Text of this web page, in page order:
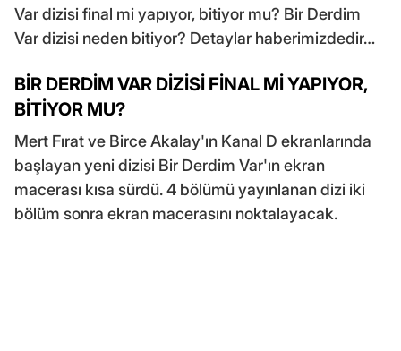
Var dizisi final mi yapıyor, bitiyor mu? Bir Derdim
Var dizisi neden bitiyor? Detaylar haberimizdedir…
BİR DERDİM VAR DİZİSİ FİNAL Mİ YAPIYOR,
BİTİYOR MU?
Mert Fırat ve Birce Akalay'ın Kanal D ekranlarında
başlayan yeni dizisi Bir Derdim Var'ın ekran
macerası kısa sürdü. 4 bölümü yayınlanan dizi iki
bölüm sonra ekran macerasını noktalayacak.